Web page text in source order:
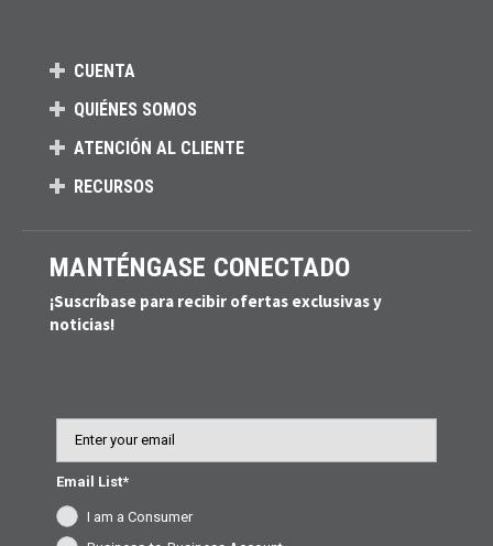
CUENTA
QUIÉNES SOMOS
ATENCIÓN AL CLIENTE
RECURSOS
MANTÉNGASE CONECTADO
¡Suscríbase para recibir ofertas exclusivas y
noticias!
Email List*
I am a Consumer